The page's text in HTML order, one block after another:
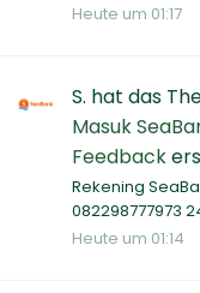
Heute um 01:17
S. hat das
Masuk
Feedback
Rekening
082298777973
Heute um 01:14